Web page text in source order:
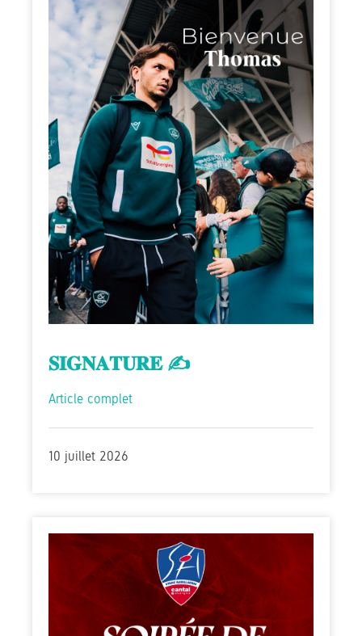
𝐒𝐈𝐆𝐍𝐀𝐓𝐔𝐑𝐄 ✍️
Article complet
10 juillet 2026